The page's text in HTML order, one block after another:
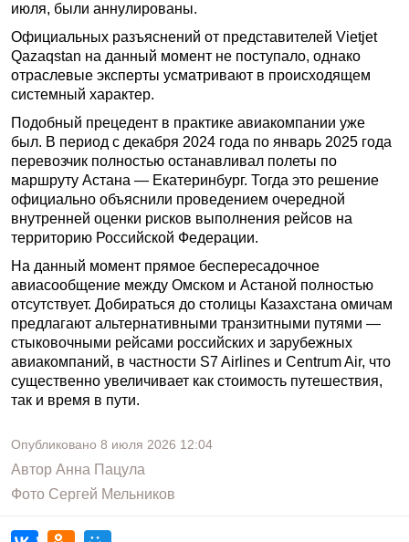
июля, были аннулированы.
Официальных разъяснений от представителей Vietjet
Qazaqstan на данный момент не поступало, однако
отраслевые эксперты усматривают в происходящем
системный характер.
Подобный прецедент в практике авиакомпании уже
был. В период с декабря 2024 года по январь 2025 года
перевозчик полностью останавливал полеты по
маршруту Астана — Екатеринбург. Тогда это решение
официально объяснили проведением очередной
внутренней оценки рисков выполнения рейсов на
территорию Российской Федерации.
На данный момент прямое беспересадочное
авиасообщение между Омском и Астаной полностью
отсутствует. Добираться до столицы Казахстана омичам
предлагают альтернативными транзитными путями —
стыковочными рейсами российских и зарубежных
авиакомпаний, в частности S7 Airlines и Centrum Air, что
существенно увеличивает как стоимость путешествия,
так и время в пути.
Опубликовано 8 июля 2026 12:04
Автор Анна Пацула
Фото Сергей Мельников